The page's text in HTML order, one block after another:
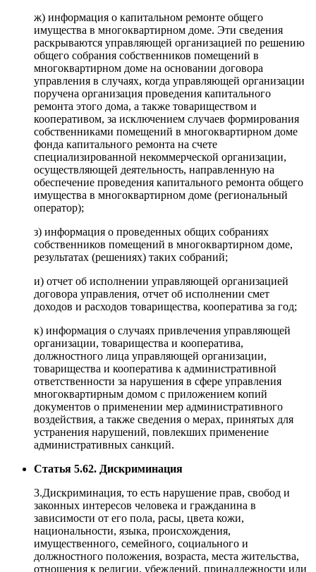
ж) информация о капитальном ремонте общего
имущества в многоквартирном доме. Эти сведения
раскрываются управляющей организацией по решению
общего собрания собственников помещений в
многоквартирном доме на основании договора
управления в случаях, когда управляющей организации
поручена организация проведения капитального
ремонта этого дома, а также товариществом и
кооперативом, за исключением случаев формирования
собственниками помещений в многоквартирном доме
фонда капитального ремонта на счете
специализированной некоммерческой организации,
осуществляющей деятельность, направленную на
обеспечение проведения капитального ремонта общего
имущества в многоквартирном доме (региональный
оператор);
з) информация о проведенных общих собраниях
собственников помещений в многоквартирном доме,
результатах (решениях) таких собраний;
и) отчет об исполнении управляющей организацией
договора управления, отчет об исполнении смет
доходов и расходов товарищества, кооператива за год;
к) информация о случаях привлечения управляющей
организации, товарищества и кооператива,
должностного лица управляющей организации,
товарищества и кооператива к административной
ответственности за нарушения в сфере управления
многоквартирным домом с приложением копий
документов о применении мер административного
воздействия, а также сведения о мерах, принятых для
устранения нарушений, повлекших применение
административных санкций.
Статья 5.62. Дискриминация
3.Дискриминация, то есть нарушение прав, свобод и
законных интересов человека и гражданина в
зависимости от его пола, расы, цвета кожи,
национальности, языка, происхождения,
имущественного, семейного, социального и
должностного положения, возраста, места жительства,
отношения к религии, убеждений, принадлежности или